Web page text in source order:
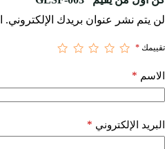
لن يتم نشر عنوان بريدك الإلكتروني.
تقييمك *
الاسم *
البريد الإلكتروني *